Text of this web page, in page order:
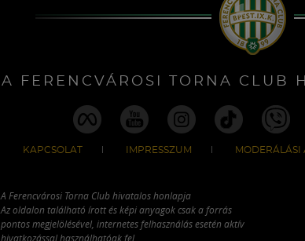
A FERENCVÁROSI TORNA CLUB
KAPCSOLAT IMPRESSZUM MODERÁLÁSI
A Ferencvárosi Torna Club hivatalos honlapja
Az oldalon található írott és képi anyagok csak a forrás
pontos megjelölésével, internetes felhasználás esetén aktív
hivatkozással használhatóak fel.